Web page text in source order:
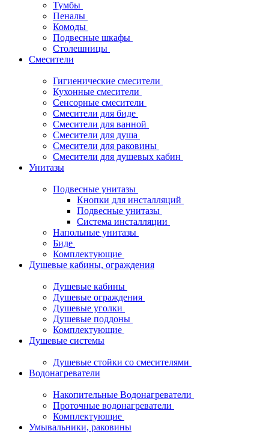
Тумбы
Пеналы
Комоды
Подвесные шкафы
Столешницы
Смесители
Гигиенические смесители
Кухонные смесители
Сенсорные смесители
Смесители для биде
Смесители для ванной
Смесители для душа
Смесители для раковины
Смесители для душевых кабин
Унитазы
Подвесные унитазы
Кнопки для инсталляций
Подвесные унитазы
Система инсталляции
Напольные унитазы
Биде
Комплектующие
Душевые кабины, ограждения
Душевые кабины
Душевые ограждения
Душевые уголки
Душевые поддоны
Комплектующие
Душевые системы
Душевые стойки со смесителями
Водонагреватели
Накопительные Водонагреватели
Проточные водонагреватели
Комплектующие
Умывальники, раковины